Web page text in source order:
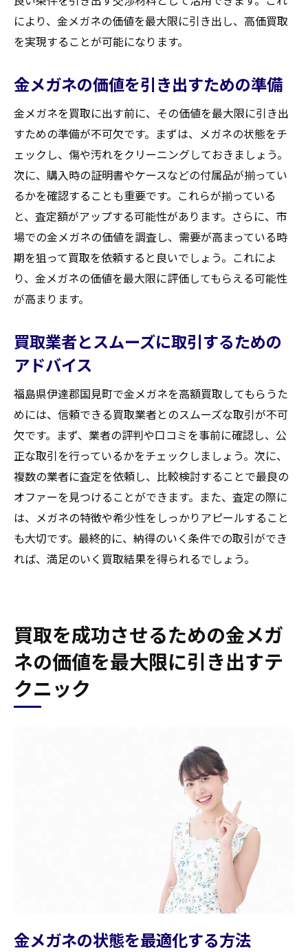
により、金メガネの価値を最大限に引き出し、高価買取
を実現することが可能になります。
金メガネの価値を引き出すための準備
金メガネを買取に出す前に、その価値を最大限に引き出
すための準備が不可欠です。まずは、メガネの状態をチ
ェックし、傷や汚れをクリーニングしておきましょう。
次に、購入時の証明書やケースなどの付属品が揃ってい
るかを確認することも重要です。これらが揃っている
と、査定額がアップする可能性があります。さらに、市
場での金メガネの価値を調査し、需要が高まっている時
期を狙って買取を依頼すると良いでしょう。これによ
り、金メガネの価値を最大限に評価してもらえる可能性
が高まります。
買取業者とスムーズに取引するための
アドバイス
福島県伊達郡国見町で金メガネを高額買取してもらうた
めには、信頼できる買取業者とのスムーズな取引が不可
欠です。まず、業者の評判や口コミを事前に確認し、公
正な取引を行っているかをチェックしましょう。次に、
複数の業者に査定を依頼し、比較検討することで最良の
オファーを見つけることができます。また、査定の際に
は、メガネの特徴や希少性をしっかりアピールすること
も大切です。最終的に、納得のいく条件での取引ができ
れば、満足のいく買取結果を得られるでしょう。
買取を成功させるための金メガ
ネの価値を最大限に引き出すテ
クニック
金メガネの状態を最適化する方法